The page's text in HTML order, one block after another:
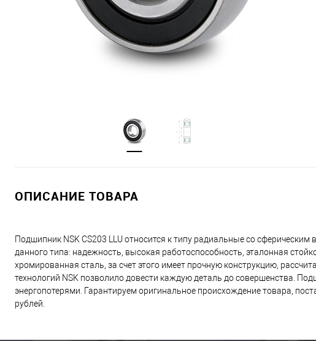
ОПИСАНИЕ ТОВАРА
Подшипник NSK CS203 LLU относится к типу радиальные со
данного типа: надежность, высокая работоспособность, эталонная
хромированная сталь, за счет этого имеет прочную конструкцию,
технологий NSK позволило довести каждую деталь до совершенства.
энергопотерями. Гарантируем оригинальное происхождение товара,
рублей.